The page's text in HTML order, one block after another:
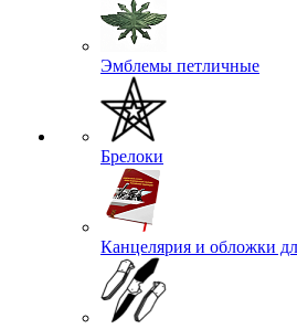
Эмблемы петличные
Брелоки
Канцелярия и обложки